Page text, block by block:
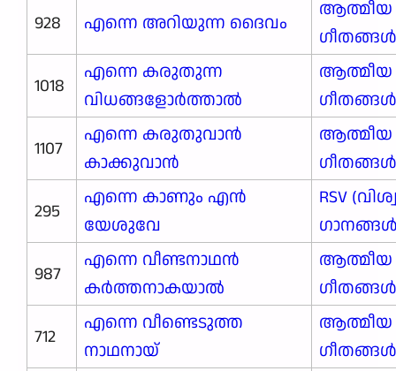
928 എന്നെ അറിയുന്ന ദൈവം
ആത്മീയ
ഗീതങ്ങൾ
1018
എന്നെ കരുതുന്ന
വിധങ്ങളോർത്താൽ
ആത്മീയ
ഗീതങ്ങൾ
1107
എന്നെ കരുതുവാൻ
കാക്കുവാൻ
ആത്മീയ
ഗീതങ്ങൾ
295
എന്നെ കാണും എന്‍
യേശുവേ
RSV
987
എന്നെ വീണ്ടനാഥൻ
കർത്തനാകയാൽ
ആത്മീയ
ഗീതങ്ങൾ
712
എന്നെ വീണ്ടെടുത്ത
നാഥനായ്
ആത്മീയ
ഗീതങ്ങൾ